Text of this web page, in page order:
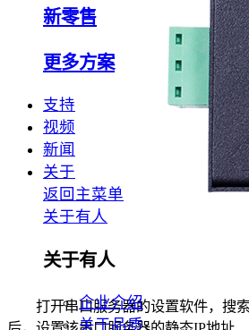
新零售
更多方案
支持
视频
新闻
关于
返回主菜单
关于有人
关于有人
企业介绍
关于品质
打开串口服务器的设置软件，搜索